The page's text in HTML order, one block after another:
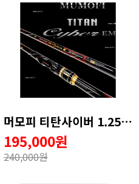
머모피 티탄사이버 1.25호대 + 원줄 이벤트
195,000원
240,000원